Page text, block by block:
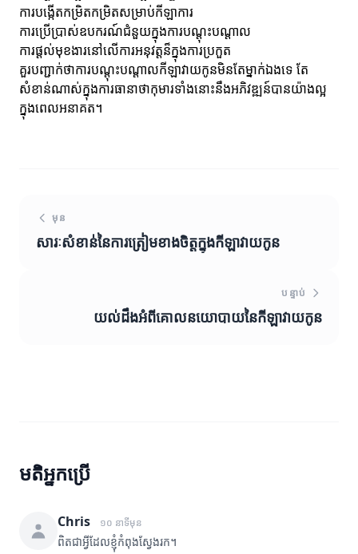
ការបង្កើតកម្រិតកម្រិតសម្រាប់កីឡាការ
ការប្រើប្រាស់ឧបករណ៍ជំនួយក្នុងការបណ្ដុះបណ្ដាល
ការផ្តល់មុខងារនៅលើការអនុវត្តន៏ក្នុងការប្រកួត
គួរបញ្ជាក់ថាការបណ្តុះបណ្ដាលកីឡាវាយកូនមិនតែម្នាក់ឯងទេ តែ
សំខាន់ណាស់ក្នុងការធានាថាកុមារទាំងនោះនឹងអភិវឌ្ឍន៍បានយ៉ាងល្អ
ក្នុងពេលអនាគត។
មុន
សារៈសំខាន់នៃការត្រៀមខាងចិត្តក្នុងកីឡាវាយកូន
បន្ទាប់
យល់ដឹងអំពីគោលនយោបាយនៃកីឡាវាយកូន
មតិអ្នកប្រើ
Chris ១០ នាទីមុន
ពិតជាអ្វីដែលខ្ញុំកំពុងស្វែងរក។